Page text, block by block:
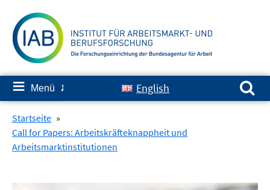
zum
Inhalt
≡ Menü ✘ English
Suchen nach:
Startseite »
Call for Papers: Arbeitskräfteknappheit und
Arbeitsmarktinstitutionen